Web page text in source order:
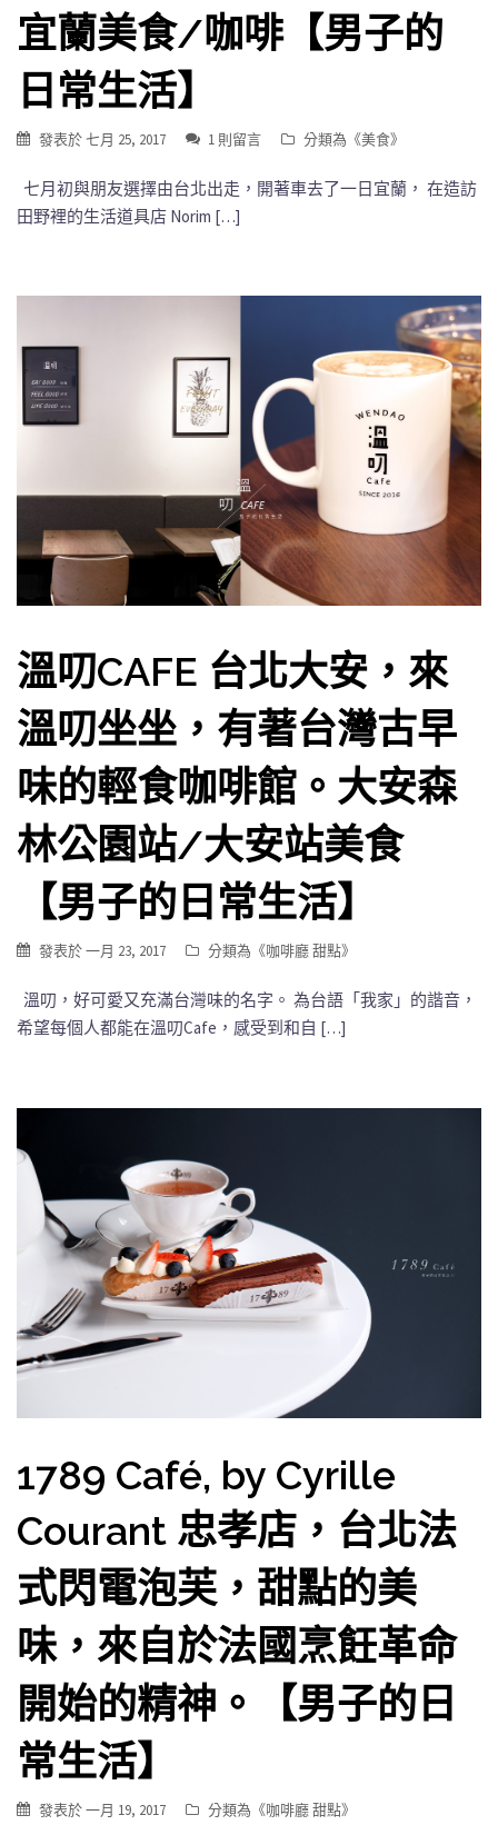
宜蘭美食/咖啡【男子的
日常生活】
發表於七月 25, 2017 1 則留言 分類為《美食》
七月初與朋友選擇由台北出走，開著車去了一日宜蘭， 在造訪
田野裡的生活道具店 Norim […]
溫叨CAFE 台北大安，來
溫叨坐坐，有著台灣古早
味的輕食咖啡館。大安森
林公園站/大安站美食
【男子的日常生活】
發表於一月 23, 2017 分類為《咖啡廳 甜點》
溫叨，好可愛又充滿台灣味的名字。 為台語「我家」的諧音，
希望每個人都能在溫叨Cafe，感受到和自 […]
1789 Café, by Cyrille
Courant 忠孝店，台北法
式閃電泡芙，甜點的美
味，來自於法國烹飪革命
開始的精神。【男子的日
常生活】
發表於一月 19, 2017 分類為《咖啡廳 甜點》